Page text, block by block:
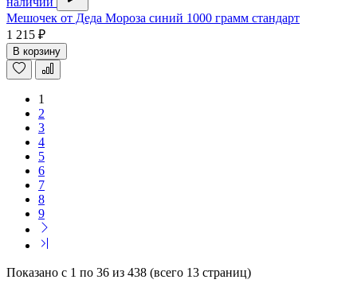
Мешочек от Деда Мороза синий 1000 грамм стандарт
1 215 ₽
В корзину
1
2
3
4
5
6
7
8
9
Показано с 1 по 36 из 438 (всего 13 страниц)